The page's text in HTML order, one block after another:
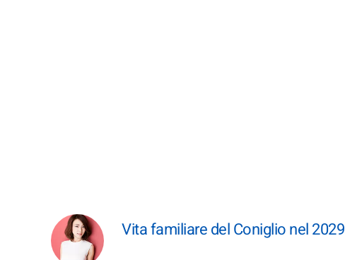
Vita familiare del Coniglio nel 2029